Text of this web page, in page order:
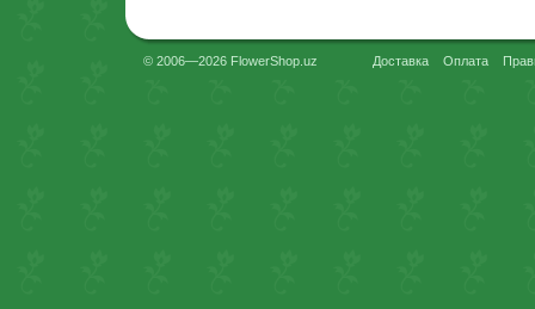
© 2006—2026 FlowerShop.uz Доставка Оплата